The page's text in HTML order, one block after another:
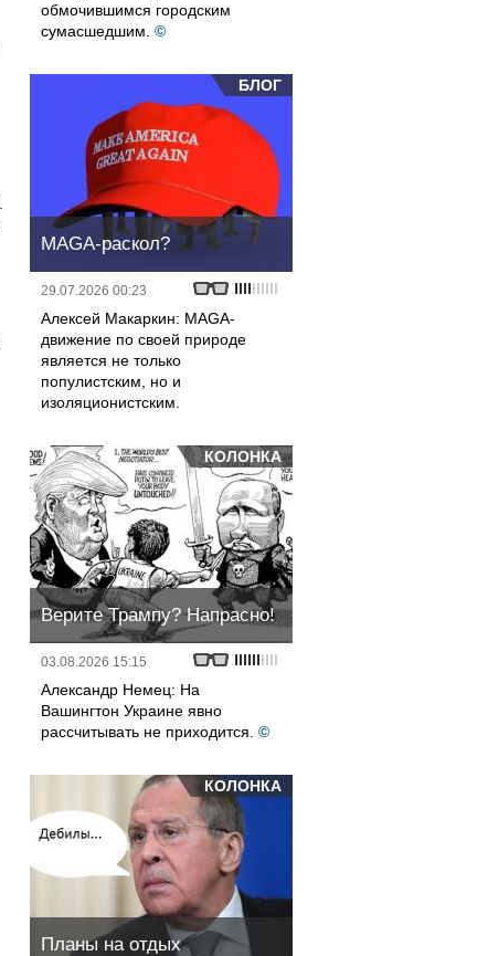
обмочившимся городским
сумасшедшим. ©
БЛОГ
MAGA-раскол?
29.07.2026 00:23
Алексей Макаркин: MAGA-
движение по своей природе
является не только
популистским, но и
изоляционистским.
КОЛОНКА
Верите Трампу? Напрасно!
03.08.2026 15:15
Александр Немец: На
Вашингтон Украине явно
рассчитывать не приходится. ©
КОЛОНКА
Планы на отдых